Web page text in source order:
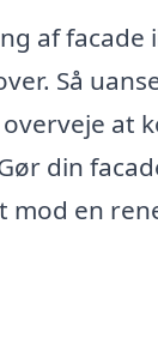
af facade
Så
at
din
mod en